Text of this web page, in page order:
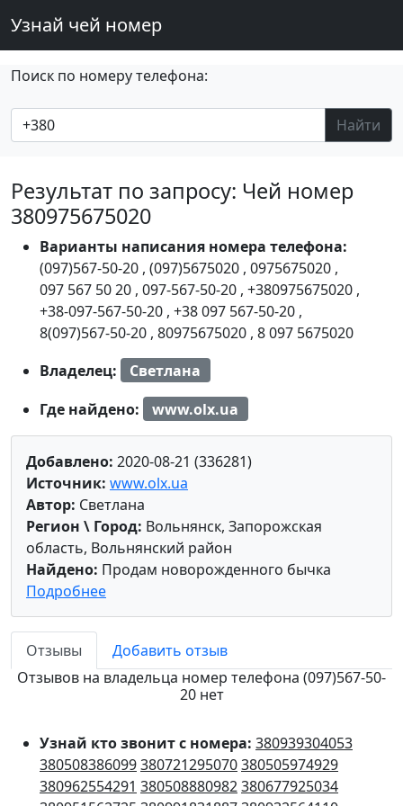
Узнай чей номер
Поиск по номеру телефона:
Найти
Результат по запросу: Чей номер
380975675020
Варианты написания номера телефона:
(097)567-50-20 , (097)5675020 , 0975675020 ,
097 567 50 20 , 097-567-50-20 , +380975675020 ,
+38-097-567-50-20 , +38 097 567-50-20 ,
8(097)567-50-20 , 80975675020 , 8 097 5675020
Владелец:
Светлана
Где найдено:
www.olx.ua
Добавлено: 2020-08-21 (336281)
Источник: www.olx.ua
Автор: Светлана
Регион \ Город: Вольнянск, Запорожская
область, Вольнянский район
Найдено: Продам новорожденного бычка
Подробнее
Отзывы
Добавить отзыв
Отзывов на владельца номер телефона (097)567-50-
20 нет
Узнай кто звонит с номера: 380939304053
380508386099380721295070380505974929
380962554291 380508880982380677925034